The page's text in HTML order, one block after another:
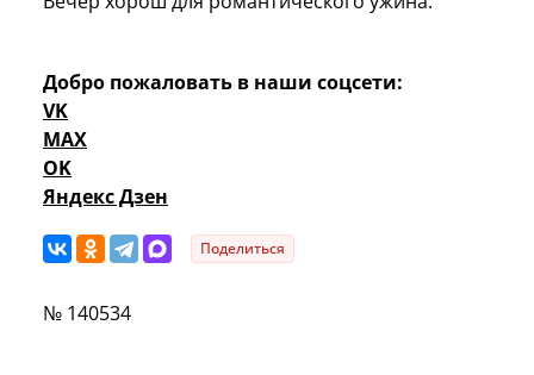
Добро пожаловать в наши соцсети:
VK
MAX
OK
Яндекс Дзен
Поделиться
№ 140534